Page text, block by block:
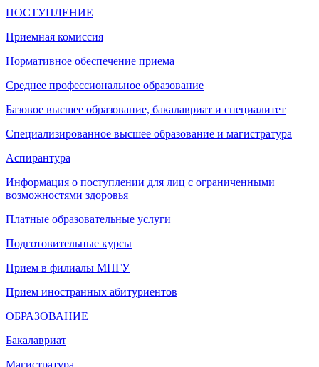
ПОСТУПЛЕНИЕ
Приемная комиссия
Нормативное обеспечение приема
Среднее профессиональное образование
Базовое высшее образование, бакалавриат и специалитет
Специализированное высшее образование и магистратура
Аспирантура
Информация о поступлении для лиц с ограниченными
возможностями здоровья
Платные образовательные услуги
Подготовительные курсы
Прием в филиалы МПГУ
Прием иностранных абитуриентов
ОБРАЗОВАНИЕ
Бакалавриат
Магистратура